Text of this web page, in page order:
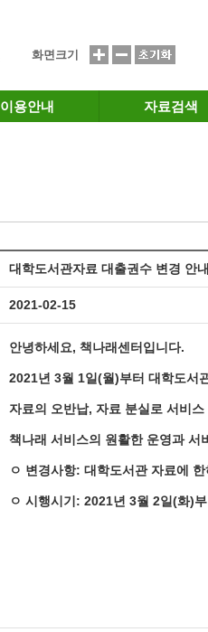
화면크기
이용안내 자료검색
대학도서관자료 대출권수 변경 안
2021-02-15
안녕하세요, 책나래센터입니다.
2021년 3월 1일(월)부터 대학도서
자료의 오반납, 자료 분실로 서비
책나래 서비스의 원활한 운영과 서
ㅇ 변경사항: 대학도서관 자료에
ㅇ 시행시기: 2021년 3월 2일(화)